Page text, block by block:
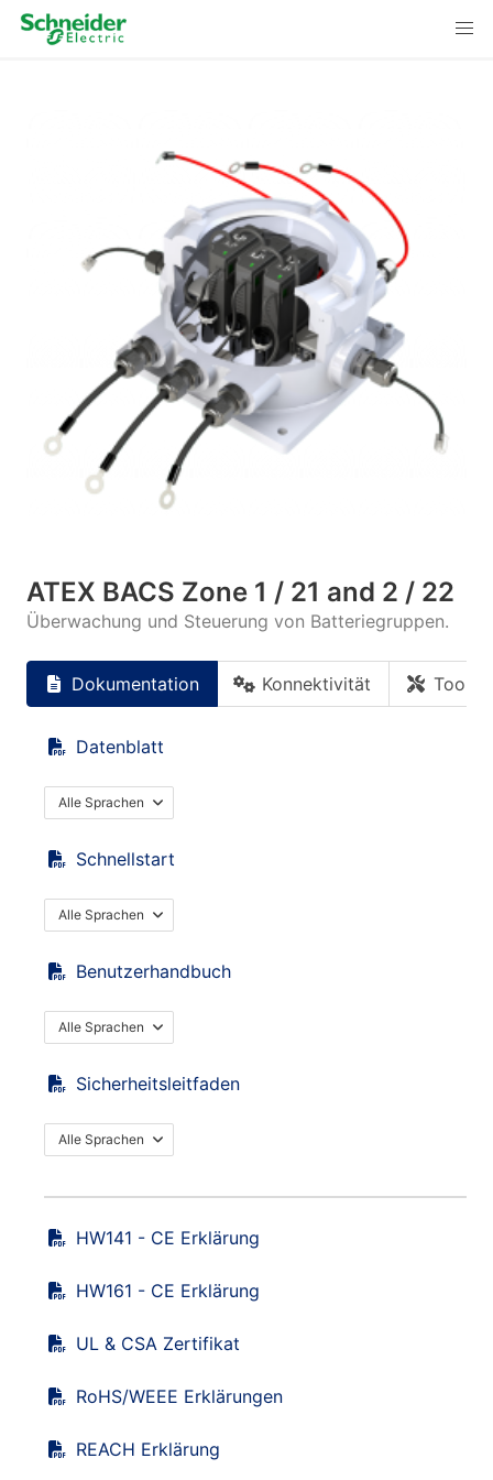
ATEX BACS Zone 1 / 21 and 2 / 22
Überwachung und Steuerung von Batteriegruppen.
Dokumentation Konnektivität Tools
Datenblatt
Alle Sprachen
Schnellstart
Alle Sprachen
Benutzerhandbuch
Alle Sprachen
Sicherheitsleitfaden
Alle Sprachen
HW141 - CE Erklärung
HW161 - CE Erklärung
UL & CSA Zertifikat
RoHS/WEEE Erklärungen
REACH Erklärung